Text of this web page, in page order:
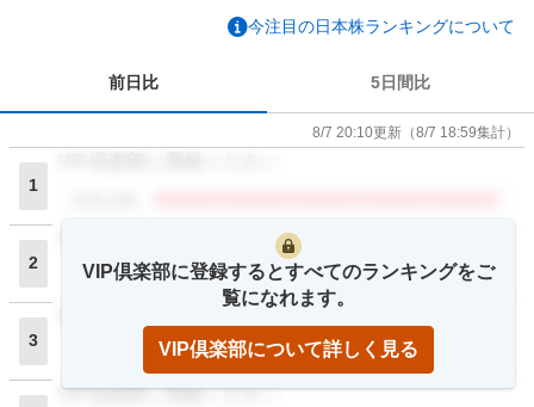
今注目の日本株ランキングについて
前日比 5日間比
8/7 20:10更新 （8/7 18:59集計）
1
2
VIP倶楽部に登録ください
閲覧者数
3
VIP倶楽部に登録ください
VIP倶楽部に登録するとすべてのランキングをご
覧になれます。
VIP倶楽部について詳しく見る